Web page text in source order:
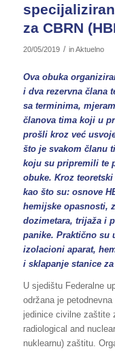
za CBRN
20/05/2019 / inAktuelno
Ova obuka
i dva rezervna člana
sa terminima,
članova tima koji u
prošli kroz već
što je svakom članu
koju su pripremili te
obuke. Kroz
kao što su: osnove
hemijske opasnosti,
dozimetara, trijaža i
panike. Praktično su
izolacioni aparat,
i sklapanje stanice
U sjedištu Federalne
održana je
jedinice civilne zaštite
radiological and
nuklearnu) zaštitu.